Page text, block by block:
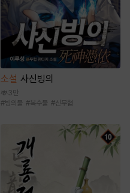
소설 사신빙의
3만
#빙의물 #복수물 #신무협